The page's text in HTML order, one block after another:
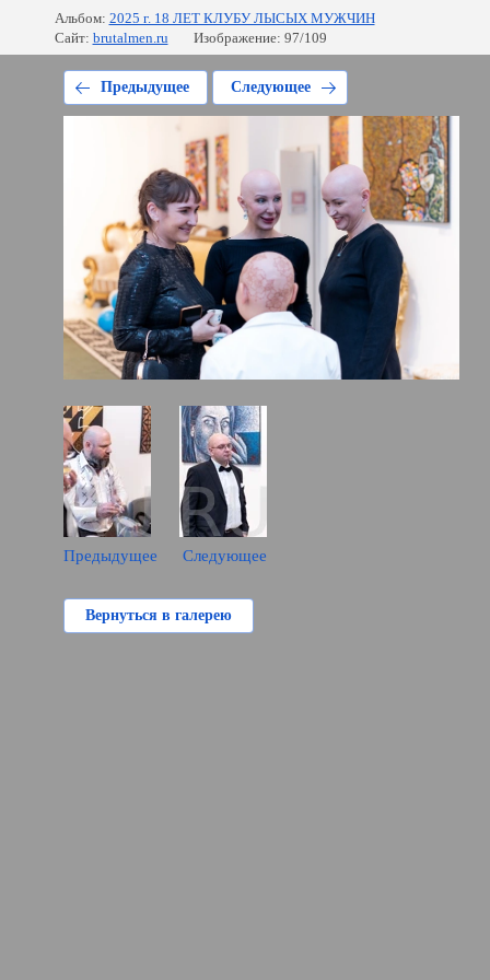
Альбом: 2025 г. 18 ЛЕТ КЛУБУ ЛЫСЫХ МУЖЧИН
Сайт: brutalmen.ru Изображение: 97/109
Предыдущее Следующее
Предыдущее Следующее
Вернуться в галерею